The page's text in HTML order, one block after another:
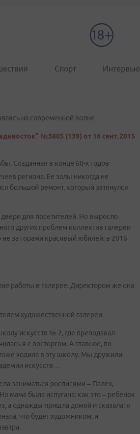
Спорт Интервью
на современной волне
№3805 (139) от 16 сент. 2015
Созданная в конце 60-х годов
региона. Ее залы никогда не
большой ремонт, который затянулся
для посетителей. Но выросло
других проблем коллектив галереи
не за горами красивый юбилей: в 2016
работы в галерее. Директором же она
художественной галереи…
искусств № 2, где преподавал
я с восторгом. А главное, по
ходила в эту школу. Мы дружили
искусств…
заниматься росписями – Палех,
была испугана: как это – ребенок
а однажды пришла домой и сказала: я
что будет художником, и